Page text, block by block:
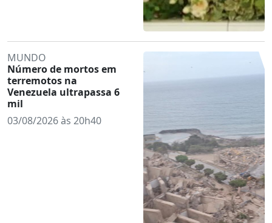
MUNDO
Número de mortos em
terremotos na
Venezuela ultrapassa 6
mil
03/08/2026 às 20h40